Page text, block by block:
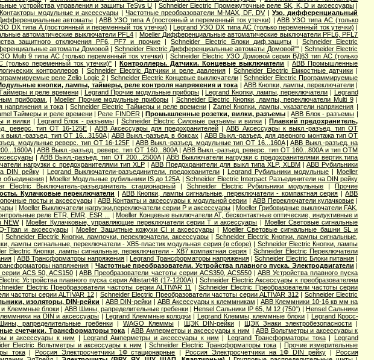
устройства управления и защиты TeSys U | Schneider Electric Промежуточные реле SK, K, D и аксессуары|
модульные и аксессуары | Частотные преобразователи M-MAX, DF, DV|Узо, дифференциальный
автоматы |ABB УЗО типа А (постояный и переменный ток утечки) |ABB УЗО типа АС (только
DX типа А (постоянный и переменный ток утечки) |Legrand УЗО DX типа АС (только переменный ток утечки) |
автоматические выключатели PFL4 | Moeller Дифференциальные автоматические выключатели PFL6, PFL7
защитного отключения PF6, PF7 и прочие|Schneider Electric Блоки диф.защиты |Schneider Electric
автоматы Домовой | Schneider Electric Дифференциальные автоматы Домовой""|Schneider Electric
Multi 9 типа АС (только переменный ток утечки) |Schneider Electric УЗО Домовой серия ВД63 тип АС (только
переменный ток утечки)" |Контроллеры. Датчики. Концевые выключатели |ABB Промышленные
контроллеров| Schneider Electric Датчики и реле давления|Schneider Electric Емкостные датчики |
реле Zelio Logic 2| Schneider Electric Концевые выключатели |Schneider Electric Программируемые
кнопки, лампы, таймеры, реле контроля напряжения и тока | ABB Кнопки, лампы, переключатели |
и реле времени| Legrand Прочие модульные приборы |Legrand Кнопки, лампы, переключатели | Legrand
приборам. |Moeller Прочие модульные приборы | Schneider Electric Кнопки, лампы, переключатели Multi 9|
напряжения и тока |Schneider Electric Таймеры и реле времени |Zamel Кнопки, лампы, указатели напряжения |
Таймеры и реле времени|Реле FINDER|Промышленные розетки, вилки, разъемы|ABB Блок - разъемы |
и вилки | Legrand Блок - разъемы| Schneider Electric Силовые разъемы и вилки |Плавкий предохранитель,
реверс. тип OT 16-125E | ABB Аксессуары для предохранителей |ABB Аксессуары к выкл.-разъед. тип OT
выкл.-разъед. тип OT 16...3150A| ABB Выкл.-разъед. в боксах | ABB Выкл.-разъед. для дверного монтажа тип OT
модульные реверс. тип OT 16-125F | ABB Выкл.-разъед. модульные тип OT 16...160A|ABB Выкл.-разъед. на
|ABB Выкл.-разъед. реверс. тип OT 160...800A| ABB Выкл.-разъед. реверс. тип OT 160...800A и тип OTМ
|ABB Выкл.-разъед. тип OT 200...2500A| ABB Выключатели нагрузки с предохранителями вертик.типа
нагрузки с предохранителями тип XLP|ABB Предохранители для выкл типа XLP, XLBM |ABB Рубильники
DIN рейку| Legrand Выключатели-разъединители, предохранители|Legrand Рубильники модульные |Moeller
объединения|Moeller Модульные рубильники IS до 125А | Schneider Electric Interpact Разъединители на DIN рейку
Electric Выключатель-разъединитель стационарный| Schneider Electric Рубильники модульные |Прочие
Кулачковые переключатели | ABB Кнопки, лампы сигнальные, переключатели - компактная серия |ABB
посты и аксессуары|ABB Контакты и аксессуары к модульной серии |ABB Переключатели кулачковые |
|Moeller Выключатели нагрузки,переключатели серии P и аксессуары |Moeller Грибовидные выключатели FAK,
реле ETR, EMR, ESR ... |Moeller Концевые выключатели AT, бесконтактные оптические, индуктивные и
NEW|Moeller Кулачковые, управляющие переключатели серии T и аксессуары | Moeller Световые сигнальные
Titan и аксессуары|Moeller Защитные кожухи CI и аксессуары | Moeller Световые сигнальные башни SL и
Schneider Electric Кнопки, лампочки, переключатели, аксессуары |Schneider Electric Кнопки, лампы сигнальные,
лампы сигнальные, переключатели - XB5-пластик модульная серия (в сборе) | Schneider Electric Кнопки, лампы
Electric Кнопки, лампы сигнальные, переключатели - XB7 компактная серия |Schneider Electric Переключатели
| ABB Трансформаторы напряжения |Legrand Трансформаторы напряжения| Schneider Electric Блоки питания |
напряжения | Частотные преобразователи. Устройства плавного пуска. Электродвигатели |
ACS 50, ACS150 |ABB Преобразователи частоты серии ACS350, ACS550|ABB Устройства плавного пуска
Устройства плавного пуска серия Altistart48 (17-1200А) |Schneider Electric Аксессуары к преобразователям
Electric Преобразователи частоты серии ALTIVAR 11 |Schneider Electric Преобразователи частоты серии
частоты серии ALTIVAR 12| Schneider Electric Преобразователи частоты серии ALTIVAR 312| Schneider Electric
изоляторы, DIN-рейки |ABB DIN-рейки | ABB Аксессуары к клеммникам |ABB Клеммники 10-16 кв мм на
Клеммные блоки| ABB Шины, рапределительные гребенки| Hensel Cальники IP 65, M 12 (750°) |Hensel Сальники
на DIN и аксессуары | Legrand Клеммные колодки | Legrand Клеммы, клеммные блоки | Legrand Кросс-
рапределительные гребенки| WAGO Клеммы| ЩЭК DIN-рейки |ЩЭК Знаки электробезопасности |
счетчики. Трансформаторы тока |ABB Амперметры и аксессуары к ним |ABB Вольтметры и аксессуары к
и аксессуары к ним |Legrand Амперметры и аксессуары к ним | Legrand Трансформаторы тока| Legrand
Electric Вольтметры и аксессуары к ним |Schneider Electric Трансформаторы тока | Прочие измерительные
тока|Россия Электросчетчики 1Ф стационарные |Россия Электросчетчики на 1Ф DIN рейку| Россия